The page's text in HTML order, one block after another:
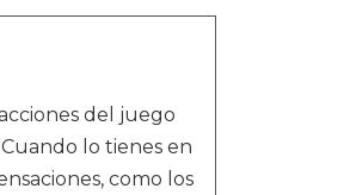
del juego
lo tienes en
como los